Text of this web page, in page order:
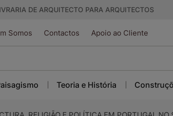
DE ARQUITECTO PARA ARQUITECTOS
Somos Contactos Apoio ao Cliente
Teoria e História